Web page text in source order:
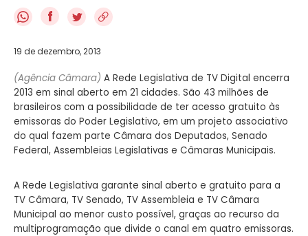
f
19 de dezembro, 2013
(Agência Câmara) A Rede Legislativa de TV Digital encerra
2013 em sinal aberto em 21 cidades. São 43 milhões de
brasileiros com a possibilidade de ter acesso gratuito às
emissoras do Poder Legislativo, em um projeto associativo
do qual fazem parte Câmara dos Deputados, Senado
Federal, Assembleias Legislativas e Câmaras Municipais.
A Rede Legislativa garante sinal aberto e gratuito para a
TV Câmara, TV Senado, TV Assembleia e TV Câmara
Municipal ao menor custo possível, graças ao recurso da
multiprogramação que divide o canal em quatro emissoras.